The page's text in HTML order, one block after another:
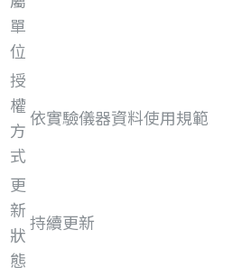
單
位
授
權
方
式
依實驗儀器資料使用規範
更
新
狀
態
持續更新